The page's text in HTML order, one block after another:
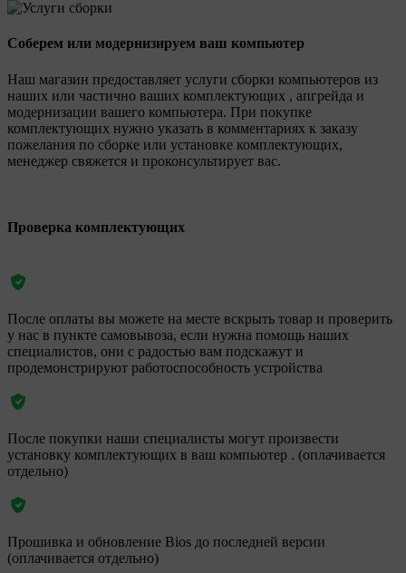
Соберем или модернизируем ваш компьютер
Наш магазин предоставляет услуги сборки компьютеров из
наших или частично ваших комплектующих , апгрейда и
модернизации вашего компьютера. При покупке
комплектующих нужно указать в комментариях к заказу
пожелания по сборке или установке комплектующих,
менеджер свяжется и проконсультирует вас.
Проверка комплектующих
После оплаты вы можете на месте вскрыть товар и проверить
у нас в пункте самовывоза, если нужна помощь наших
специалистов, они с радостью вам подскажут и
продемонстрируют работоспособность устройства
После покупки наши специалисты могут произвести
установку комплектующих в ваш компьютер . (оплачивается
отдельно)
Прошивка и обновление Bios до последней версии
(оплачивается отдельно)